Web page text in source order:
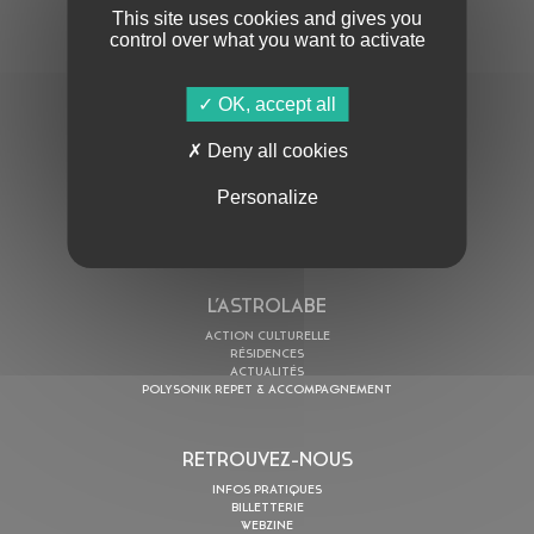
En cochant cette case, j’accepte laPolitique de confidentialité
AU PROGRAMME
L’ASTROLABE
ACTION CULTURELLE
RÉSIDENCES
ACTUALITÉS
POLYSONIK REPET & ACCOMPAGNEMENT
RETROUVEZ-NOUS
INFOS PRATIQUES
BILLETTERIE
WEBZINE
This site uses cookies and gives you
control over what you want to activate
OK, accept all
Deny all cookies
Personalize